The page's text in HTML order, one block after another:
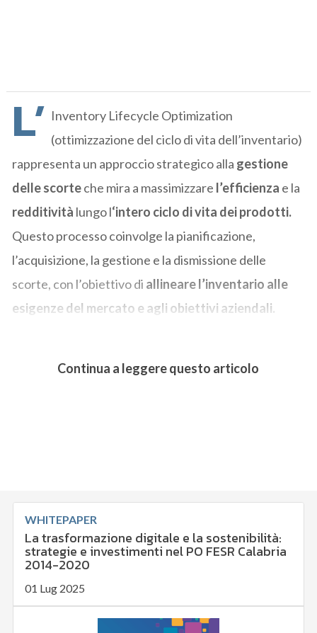
L’ Inventory Lifecycle Optimization
(ottimizzazione del ciclo di vita dell’inventario)
rappresenta un approccio strategico alla gestione
delle scorteche mira a massimizzare l’efficienza e la
redditività lungo l‘intero ciclo di vita dei prodotti.
Questo processo coinvolge la pianificazione,
l’acquisizione, la gestione e la dismissione delle
scorte, con l’obiettivo di allineare l’inventario alle
esigenze del mercato e agli obiettivi aziendali.
Continua a leggere questo articolo
WHITEPAPER
La trasformazione digitale e la sostenibilità:
strategie e investimenti nel PO FESR Calabria
2014-2020
01 Lug 2025